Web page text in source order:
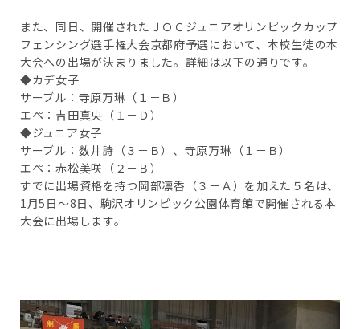
また、同日、開催されたＪＯＣジュニアオリンピックカップ
フェンシング選手権大会京都府予選において、本校生徒の本
大会への出場が決まりました。詳細は以下の通りです。
◆カデ女子
サーブル：寺原万琳（１－Ｂ）
エペ：吉田真央（１－Ｄ）
◆ジュニア女子
サーブル：数井詩（３－Ｂ）、寺原万琳（１－Ｂ）
エペ：赤松美咲（２－Ｂ）
すでに出場資格を持つ岡部凛香（３－Ａ）を加えた５名は、
1月5日～8日、駒沢オリンピック公園体育館で開催される本
大会に出場します。